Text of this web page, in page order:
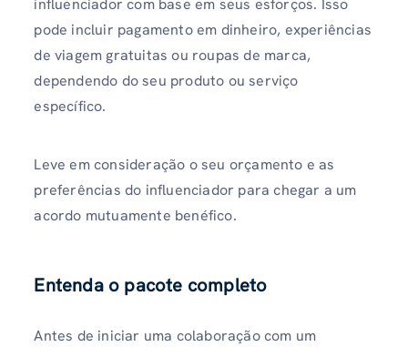
influenciador com base em seus esforços. Isso
pode incluir pagamento em dinheiro, experiências
de viagem gratuitas ou roupas de marca,
dependendo do seu produto ou serviço
específico.
Leve em consideração o seu orçamento e as
preferências do influenciador para chegar a um
acordo mutuamente benéfico.
Entenda o pacote completo
Antes de iniciar uma colaboração com um